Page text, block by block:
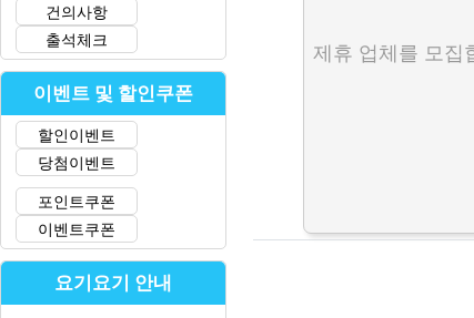
제휴 업체를 모집
건의사항
출석체크
이벤트 및 할인쿠폰
할인이벤트
당첨이벤트
포인트쿠폰
이벤트쿠폰
요기요기 안내